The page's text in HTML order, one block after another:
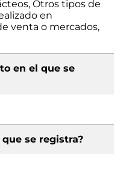
Otros tipos de
en
venta o mercados,
en el que se
se registra?